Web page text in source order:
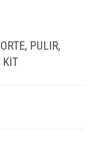
PULIR,
KIT